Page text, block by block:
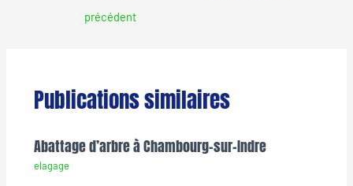
précédent
Publications similaires
Abattage d’arbre à Chambourg-sur-Indre
elagage